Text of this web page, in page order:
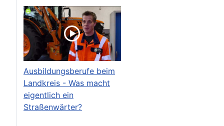
Ausbildungsberufe beim
Landkreis - Was macht
eigentlich ein
Straßenwärter?